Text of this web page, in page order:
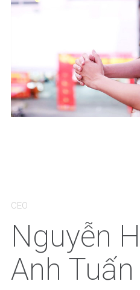
CEO
Nguyễn
Anh Tuấn